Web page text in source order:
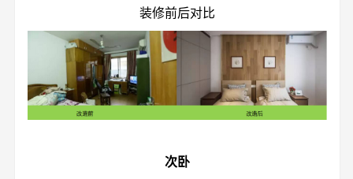
装修前后对比
次卧